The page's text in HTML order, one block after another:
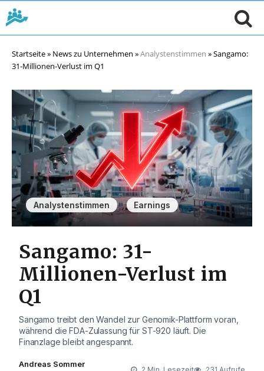
Startseite» News zu Unternehmen »Analystenstimmen »Sangamo:
31-Millionen-Verlust im Q1
Analystenstimmen , Earnings
Sangamo: 31-
Millionen-Verlust im
Q1
Sangamo treibt den Wandel zur Genomik-Plattform voran,
während die FDA-Zulassung für ST-920 läuft. Die
Finanzlage bleibt angespannt.
Andreas Sommer